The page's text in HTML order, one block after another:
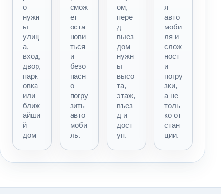
о
нужн
ы
улиц
а,
вход,
двор,
парк
овка
или
ближ
айши
й
дом.
смож
ет
оста
нови
ться
и
безо
пасн
о
погру
зить
авто
моби
ль.
ом,
пере
д
выез
дом
нужн
ы
высо
та,
этаж,
въез
д и
дост
уп.
я
авто
моби
ля и
слож
ност
и
погру
зки,
а не
толь
ко от
стан
ции.